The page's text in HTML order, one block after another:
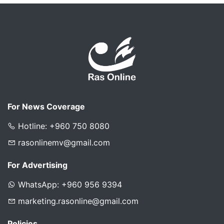
For News Coverage
Hotline: +960 750 8080
rasonlinemv@gmail.com
For Advertising
WhatsApp: +960 956 9394
marketing.rasonline@gmail.com